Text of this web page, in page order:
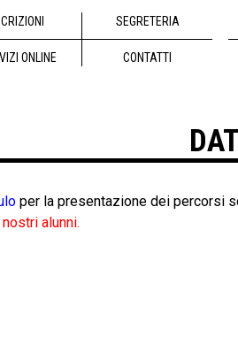
SEGRETERIA
ONLINE CONTATTI
per la presentazione dei percorsi
alunni.